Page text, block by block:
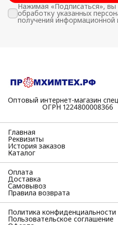
Нажимая «Подписаться», вы
обработку указанных
получения информационной
Оптовый интернет-магазин
⠀⠀⠀⠀⠀⠀⠀ОГРН 1224800008366
Главная
Реквизиты
История заказов
Каталог
Оплата
Доставка
Самовывоз
Правила возврата
Политика конфиденциальности
Пользовательское соглашение